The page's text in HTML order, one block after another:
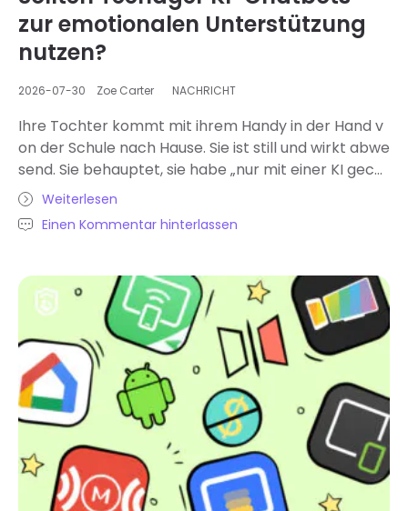
zur emotionalen Unterstützung
nutzen?
2026-07-30 Zoe Carter NACHRICHT
Ihre Tochter kommt mit ihrem Handy in der Hand v
on der Schule nach Hause. Sie ist still und wirkt abwe
send. Sie behauptet, sie habe „nur mit einer KI gech
attet“, doch Sie benachrichtigung dass sie lange Ge
spräche mit der KI führt, in denen es um Trennunge
n, Selbstverletzung und traumatische Erlebnisse mit
spät abends stattfinden. Sie fragen sich: „Wenn es si
ch um eine Art Begleiter wie einen Therapeuten ha
ndelt, hilfe es ihr dann wirklich oder ist es eine Art B
ewältigungsmechanismus?“ Integrierte Kindersiche
rungen und Webseiten-Sperrprogramme auf dem
Handy Ihres Teenagers können hilfe dies zu verhind
ern…
Weiterlesen
Einen Kommentar hinterlassen